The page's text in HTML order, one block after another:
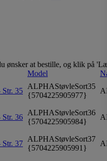
ønsker at bestille, og klik på
Model
ALPHAStøvleSort35
{5704225905977}
ALPHAStøvleSort36
{5704225905984}
ALPHAStøvleSort37
{5704225905991}